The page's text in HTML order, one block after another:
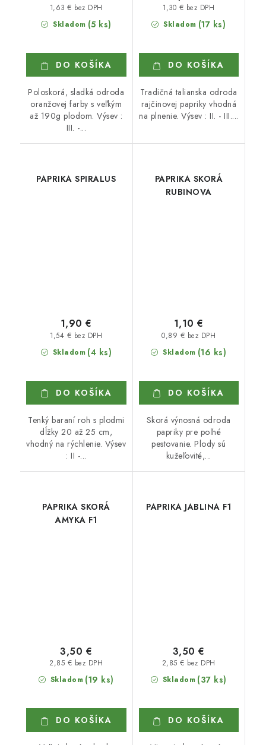
Skladom (5 ks)
1,63 € bez DPH
DO KOŠÍKA
Poloskorá, sladká odroda
oranžovej farby s veľkým
až 190g plodom. Výsev :
III. -...
Skladom (17 ks)
1,30 € bez DPH
DO KOŠÍKA
Tradičná talianska odroda
rajčinovej papriky vhodná
na plnenie. Výsev : II. - III....
PAPRIKA SPIRALUS
Skladom (4 ks)
1,54 € bez DPH
1,90 €
DO KOŠÍKA
Tenký baraní roh s plodmi
dĺžky 20 až 25 cm,
vhodný na rýchlenie. Výsev
: II -...
PAPRIKA SKORÁ
RUBINOVA
Skladom (16 ks)
0,89 € bez DPH
1,10 €
DO KOŠÍKA
Skorá výnosná odroda
papriky pre poľné
pestovanie. Plody sú
kužeľovité,...
PAPRIKA SKORÁ
AMYKA F1
Skladom (19 ks)
2,85 € bez DPH
3,50 €
DO KOŠÍKA
PAPRIKA JABLINA F1
Skladom (37 ks)
2,85 € bez DPH
3,50 €
DO KOŠÍKA